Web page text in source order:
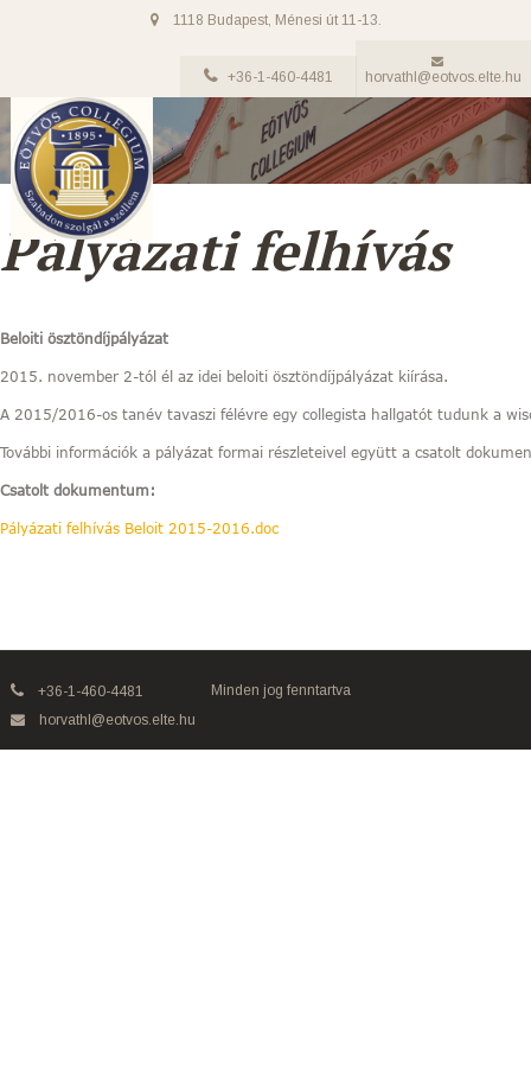
1118 Budapest, Ménesi út 11-13.
+36-1-460-4481 horvathl@eotvos.elte.hu
Pályázati felhívás
Beloiti ösztöndíjpályázat
2015. november 2-tól él az idei beloiti ösztöndíjpályázat kiírása.
A 2015/2016-os tanév tavaszi félévre egy collegista hallgatót tudunk a
További információk a pályázat formai részleteivel együtt a csatolt
Csatolt dokumentum:
Pályázati felhívás Beloit 2015-2016.doc
+36-1-460-4481
horvathl@eotvos.elte.hu
Minden jog fenntartva